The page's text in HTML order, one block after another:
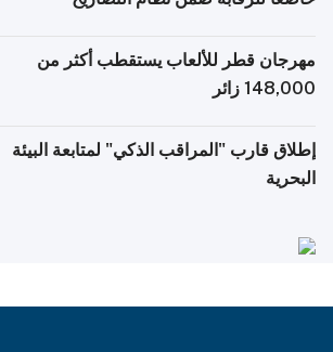
مهرجان قطر للألعاب يستقطب أكثر من
148,000 زائر
إطلاق قارب "المراقب الذكي" لمتابعة البيئة
البحرية